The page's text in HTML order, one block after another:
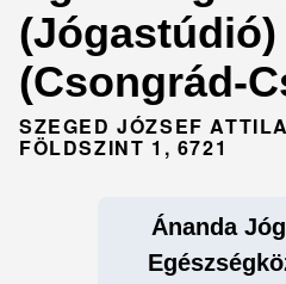
(Jógastúdió)
(Csongrád-
SZEGED JÓZSEF
FÖLDSZINT 1, 6721
Ánanda